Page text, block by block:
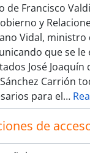
de Francisco
y
Vidal, ministro
que se le
José Joaquín
Sánchez Carrión
para el…
de